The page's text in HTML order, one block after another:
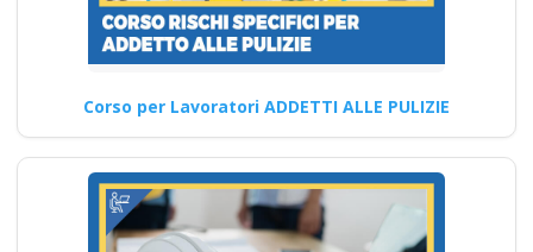
Corso di aggiornamento per
professionisti della
prevenzione degli infortuni
Continua
Corso per Lavoratori ADDETTI ALLE PULIZIE